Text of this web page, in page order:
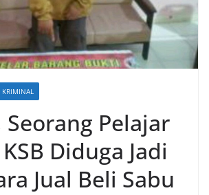
KRIMINAL
Seorang Pelajar
Diduga Jadi
Jual Beli Sabu